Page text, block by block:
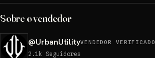
Sobre o vendedor
@UrbanUtilityVENDEDOR VERIFICADO
2.1k Seguidores